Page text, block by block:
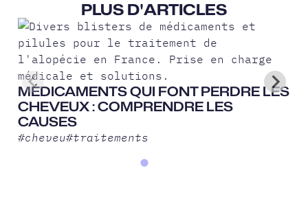
PLUS D'ARTICLES
MÉDICAMENTS QUI FONT PERDRE LES
CHEVEUX : COMPRENDRE LES
CAUSES
#cheveu#traitements